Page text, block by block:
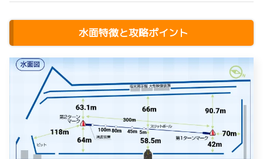
水面特徴と攻略ポイント